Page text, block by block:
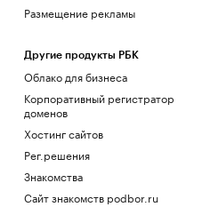
Размещение рекламы
Другие продукты РБК
Облако для бизнеса
Корпоративный регистратор
доменов
Хостинг сайтов
Рег.решения
Знакомства
Сайт знакомств podbor.ru